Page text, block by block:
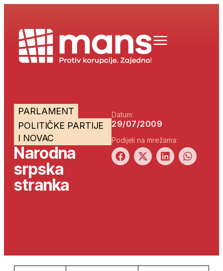
PARLAMENT
POLITIČKE PARTIJE
I NOVAC
Narodna
srpska
stranka
Datum:
29/07/2009
Podijeli na mrežama: